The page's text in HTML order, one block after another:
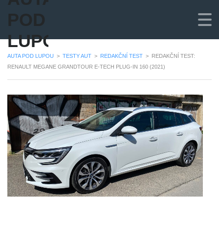
POD
LUPOU
AUTA POD LUPOU > TESTY AUT > REDAKČNÍ TEST > REDAKČNÍ TEST:
RENAULT MEGANE GRANDTOUR E-TECH PLUG-IN 160 (2021)